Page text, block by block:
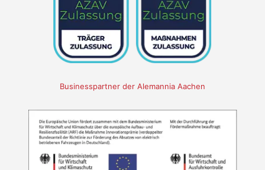
Businesspartner der Alemannia Aachen